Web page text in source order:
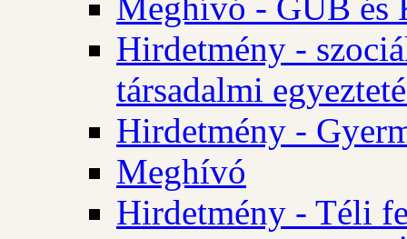
Meghívó - GÜB és
Hirdetmény -
társadalmi
Hirdetmény -
Meghívó
Hirdetmény - Téli